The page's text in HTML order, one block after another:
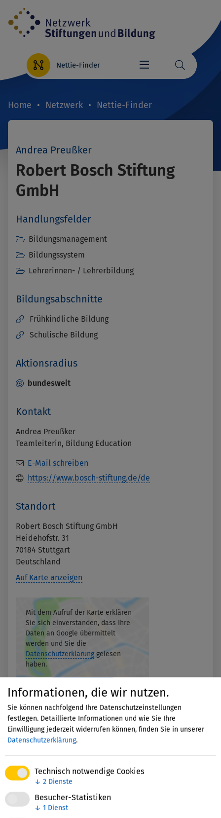
Informationen, die wir nutzen.
Sie können nachfolgend Ihre Datenschutzeinstellungen
festlegen. Detaillierte Informationen und wie Sie Ihre
Einwilligung jederzeit widerrufen können, finden Sie in unserer
Datenschutzerklärung.
Technisch notwendige Cookies
↓ 2 Dienste
Besucher-Statistiken
↓ 1 Dienst
Direkt
zum
Inhalt
Nettie-Finder
Home Netzwerk Nettie-Finder
Andrea Preußker
Robert Bosch Stiftung
GmbH
Handlungsfelder
Bildungsmanagement
Bildungssystem
Lehrerinnen- / Lehrerbildung
Bildungsabschnitte
Frühkindliche Bildung
Schulische Bildung
Aktionsradius
bundesweit
Kontakt
Andrea Preußker
Teamleiterin, Bildung Education
E-Mail schreiben
https://www.bosch-stiftung.de/de
Standort
Robert Bosch Stiftung GmbH
Heidehofstr. 31
70184 Stuttgart
Deutschland
Auf Karte anzeigen
Mit dem Aufruf der Karte erklären
Sie sich einverstanden, dass Ihre
Daten an Google übermittelt
werden und Sie die
Datenschutzerklärung gelesen
haben.
Akzeptieren
Nettie-Finder